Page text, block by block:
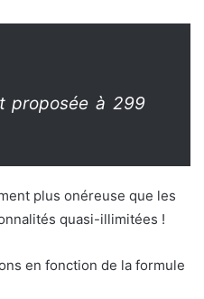
proposée à 299
plus onéreuse que les
quasi-illimitées !
en fonction de la formule